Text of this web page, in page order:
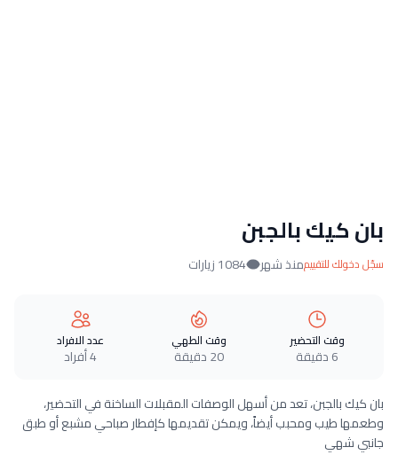
بان كيك بالجبن
سجّل دخولك للتقييممنذ شهر 1084 زيارات
وقت التحضير
6 دقيقة
وقت الطهي
20 دقيقة
عدد الافراد
4 أفراد
بان كيك بالجبن، تعد من أسهل الوصفات المقبلات الساخنة في التحضير،
وطعمها طيب ومحبب أيضاً، ويمكن تقديمها كإفطار صباحي مشبع أو طبق
جانبي شهي